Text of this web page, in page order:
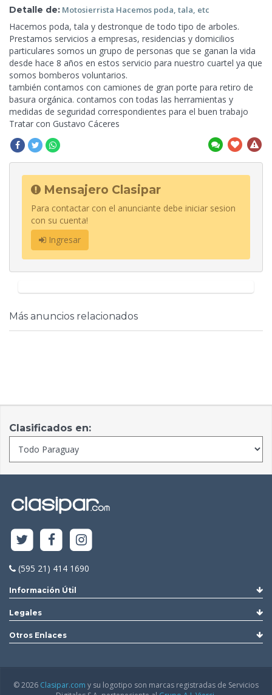
Detalle de: Motosierrista Hacemos poda, tala, etc
Hacemos poda, tala y destronque de todo tipo de arboles.
Prestamos servicios a empresas, residencias y domicilios
particulares somos un grupo de personas que se ganan la vida
desde hace 8 años en estos servicio para nuestro cuartel ya que
somos bomberos voluntarios.
también contamos con camiones de gran porte para retiro de
basura orgánica. contamos con todas las herramientas y
medidas de seguridad correspondientes para el buen trabajo
Tratar con Gustavo Cáceres
Mensajero Clasipar
Para contactar con el anunciante debe iniciar sesion
con su cuenta!
Ingresar
Más anuncios relacionados
Clasificados en:
(595 21) 414 1690
Información Útil
Legales
Otros Enlaces
© 2026 Clasipar.com y su logotipo son marcas registradas de Servicios